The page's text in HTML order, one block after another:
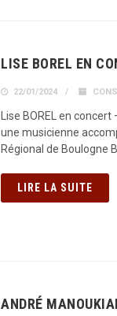
LISE BOREL EN
22/01/2024
Lise BOREL en
une musicienne
Régional de Boulogne
LIRE LA SUITE
ANDRÉ